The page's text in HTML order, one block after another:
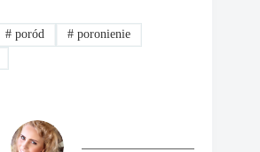
# poród # poronienie